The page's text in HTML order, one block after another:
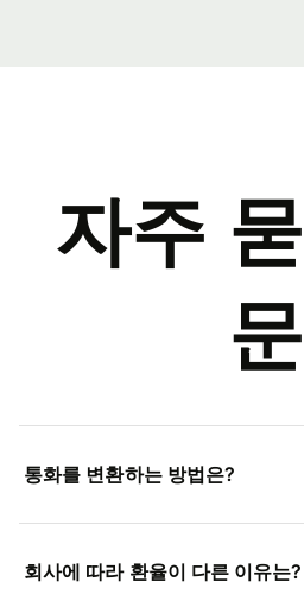
자주
문
통화를 변환하는 방법은?
회사에 따라 환율이 다른 이유는?